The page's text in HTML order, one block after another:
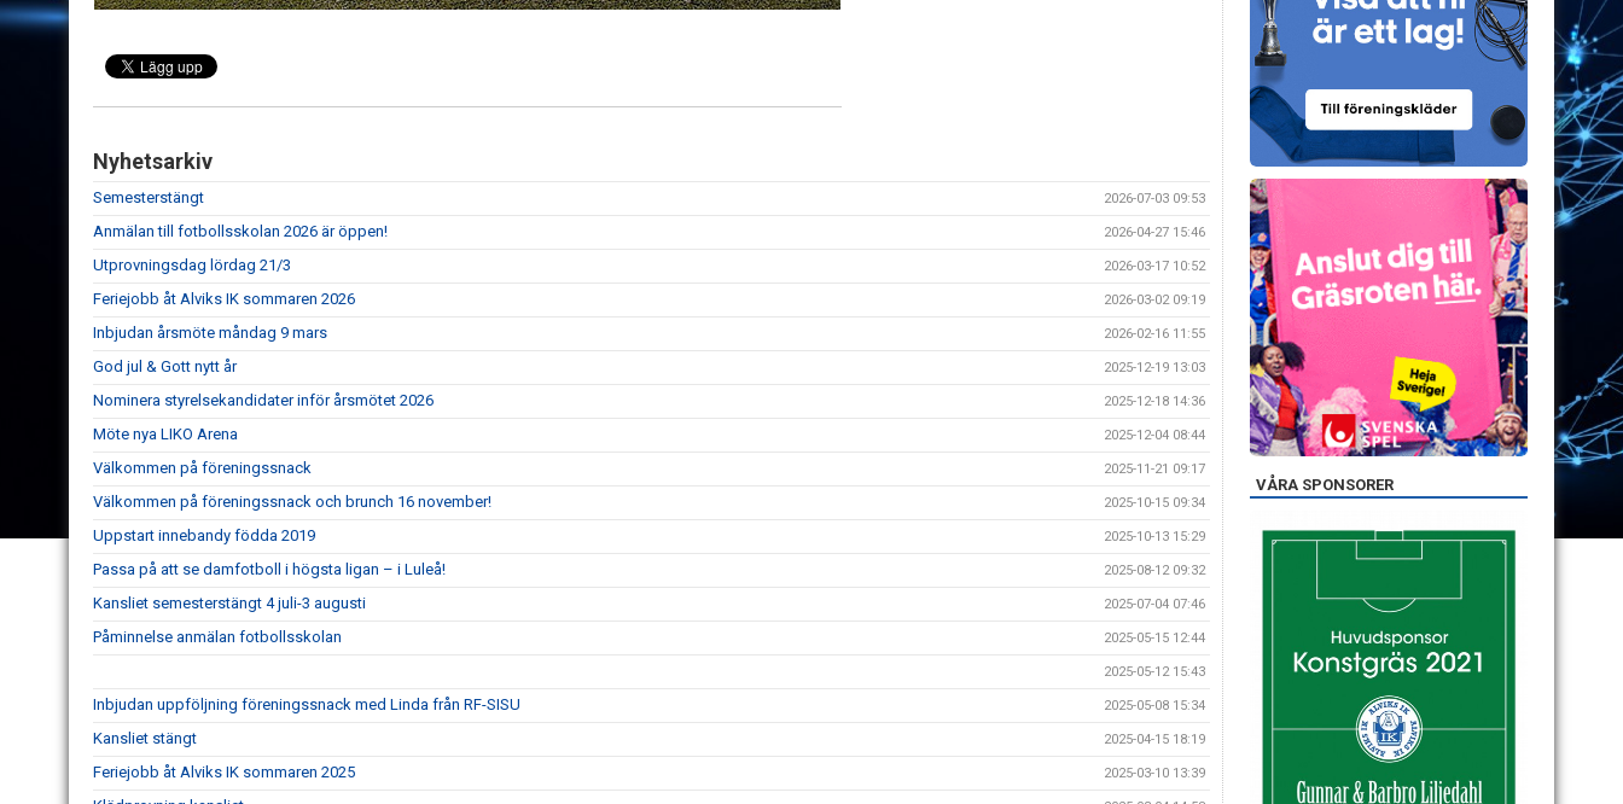
Nyhetsarkiv
Semesterstängt 2026-07-03 09:53
Anmälan till fotbollsskolan 2026 är öppen! 2026-04-27 15:46
Utprovningsdag lördag 21/3 2026-03-17 10:52
Feriejobb åt Alviks IK sommaren 2026 2026-03-02 09:19
Inbjudan årsmöte måndag 9 mars 2026-02-16 11:55
God jul & Gott nytt år 2025-12-19 13:03
Nominera styrelsekandidater inför årsmötet 2026 2025-12-18 14:36
Möte nya LIKO Arena 2025-12-04 08:44
Välkommen på föreningssnack 2025-11-21 09:17
Välkommen på föreningssnack och brunch 16 november! 2025-10-15 09:34
Uppstart innebandy födda 2019 2025-10-13 15:29
Passa på att se damfotboll i högsta ligan – i Luleå! 2025-08-12 09:32
Kansliet semesterstängt 4 juli-3 augusti 2025-07-04 07:46
Påminnelse anmälan fotbollsskolan 2025-05-15 12:44
2025-05-12 15:43
Inbjudan uppföljning föreningssnack med Linda från RF-SISU 2025-05-08 15:34
Kansliet stängt 2025-04-15 18:19
Feriejobb åt Alviks IK sommaren 2025 2025-03-10 13:39
VÅRA SPONSORER